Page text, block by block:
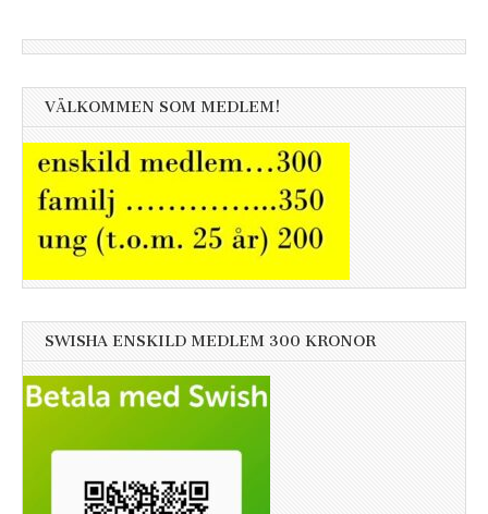
VÄLKOMMEN SOM MEDLEM!
SWISHA ENSKILD MEDLEM 300 KRONOR